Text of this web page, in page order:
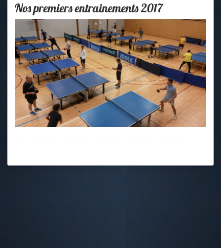
Nos premiers entrainements 2017